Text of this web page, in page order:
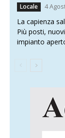
Locale 4
La capienza
Più posti,
impianto